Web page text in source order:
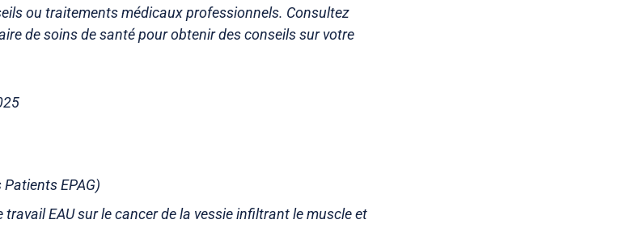
ou traitements médicaux professionnels. Consultez
de soins de santé pour obtenir des conseils sur votre
EPAG)
travail EAU sur le cancer de la vessie infiltrant le muscle et